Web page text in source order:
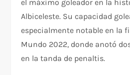
el máximo goleador en la
Albiceleste. Su capacidad
especialmente notable en la
Mundo 2022, donde anotó
en la tanda de penaltis.